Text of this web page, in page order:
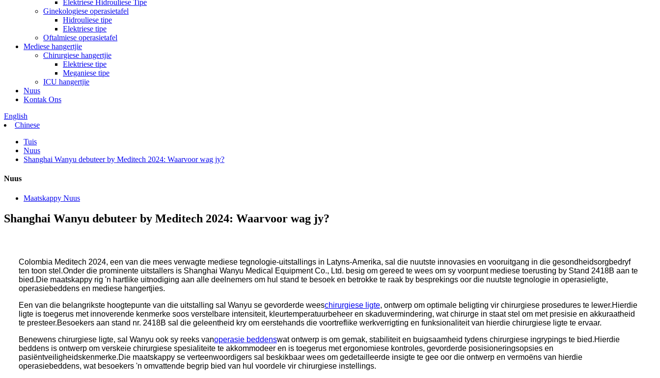
Elektriese Hidrouliese Tipe
Ginekologiese operasietafel
Hidrouliese tipe
Elektriese tipe
Oftalmiese operasietafel
Mediese hangertjie
Chirurgiese hangertjie
Elektriese tipe
Meganiese tipe
ICU hangertjie
Nuus
Kontak Ons
English
Chinese
Tuis
Nuus
Shanghai Wanyu debuteer by Meditech 2024: Waarvoor wag jy?
Nuus
Maatskappy Nuus
Shanghai Wanyu debuteer by Meditech 2024: Waarvoor wag jy?
Colombia Meditech 2024, een van die mees verwagte mediese tegnologie-uitstallings in Latyns-Amerika, sal die nuutste innovasies en vooruitgang in die gesondheidsorgbedryf
ten toon stel.Onder die prominente uitstallers is Shanghai Wanyu Medical Equipment Co., Ltd. besig om gereed te wees om sy voorpunt mediese toerusting by Stand 2418B aan te
bied.Die maatskappy rig 'n hartlike uitnodiging aan alle deelnemers om hul stand te besoek en betrokke te raak by besprekings oor die nuutste tegnologie in operasieligte,
operasiebeddens en mediese hangertjies.
Een van die belangrikste hoogtepunte van die uitstalling sal Wanyu se gevorderde weeschirurgiese ligte, ontwerp om optimale beligting vir chirurgiese prosedures te lewer.Hierdie
ligte is toegerus met innoverende kenmerke soos verstelbare intensiteit, kleurtemperatuurbeheer en skaduvermindering, wat chirurge in staat stel om met presisie en akkuraatheid
te presteer.Besoekers aan stand nr. 2418B sal die geleentheid kry om eerstehands die voortreflike werkverrigting en funksionaliteit van hierdie chirurgiese ligte te ervaar.
Benewens chirurgiese ligte, sal Wanyu ook sy reeks vanoperasie beddenswat ontwerp is om gemak, stabiliteit en buigsaamheid tydens chirurgiese ingrypings te bied.Hierdie
beddens is ontwerp om verskeie chirurgiese spesialiteite te akkommodeer en is toegerus met ergonomiese kontroles, gevorderde posisioneringsopsies en
pasiëntveiligheidskenmerke.Die maatskappy se verteenwoordigers sal beskikbaar wees om gedetailleerde insigte te gee oor die ontwerp en vermoëns van hierdie
operasiebeddens, wat besoekers 'n omvattende begrip bied van hul voordele vir chirurgiese instellings.